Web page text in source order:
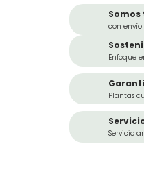
con envío
Enfoque
Plantas
Servicio